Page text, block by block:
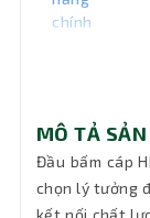
chính
MÔ TẢ
Đầu bấm cáp
chọn lý tưởng
kết nối chất